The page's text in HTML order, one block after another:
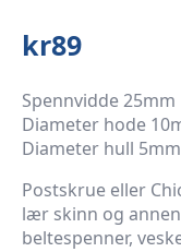
kr89
Spennvidde 25mm
Diameter hode
Diameter hull 5mm
Postskrue eller
lær skinn og
beltespenner,